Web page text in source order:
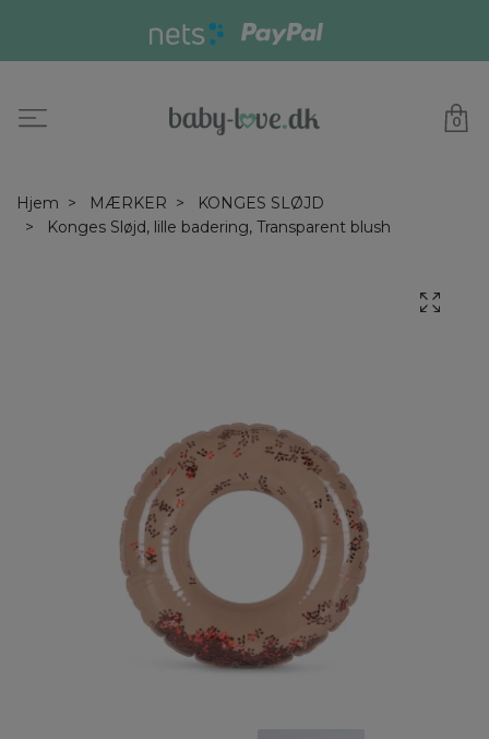
0
Hjem MÆRKER
KONGES SLØJD
Konges Sløjd, lille badering, Transparent blush